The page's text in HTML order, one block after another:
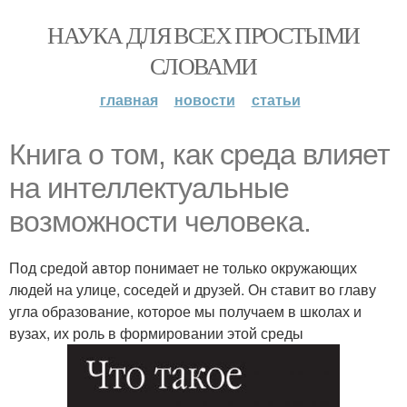
НАУКА ДЛЯ ВСЕХ ПРОСТЫМИ
СЛОВАМИ
главная новости статьи
Книга о том, как среда влияет
на интеллектуальные
возможности человека.
Под средой автор понимает не только окружающих
людей на улице, соседей и друзей. Он ставит во главу
угла образование, которое мы получаем в школах и
вузах, их роль в формировании этой среды